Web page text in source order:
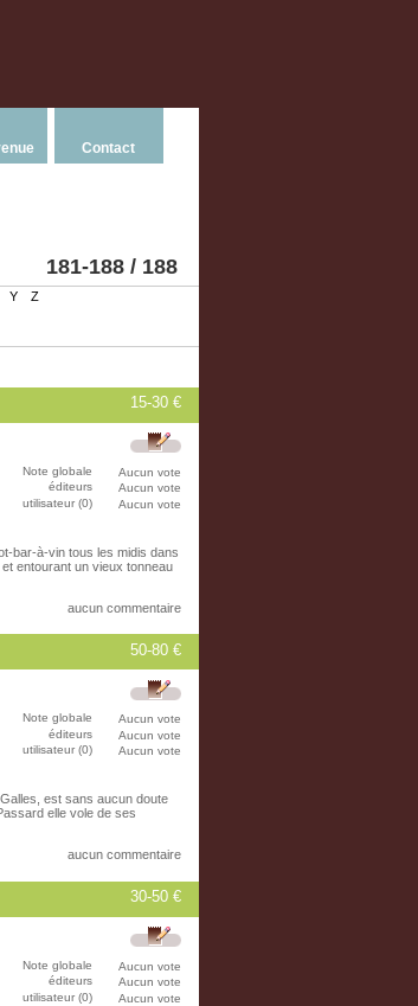
Contact
181-188 / 188
Y Z
15-30 €
Note globale
Aucun vote
éditeurs
Aucun vote
utilisateur (0)
Aucun vote
bar-à-vin tous les midis dans
entourant un vieux tonneau
aucun commentaire
50-80 €
Note globale
Aucun vote
éditeurs
Aucun vote
utilisateur (0)
Aucun vote
est sans aucun doute
elle vole de ses
aucun commentaire
30-50 €
Note globale
Aucun vote
éditeurs
Aucun vote
utilisateur (0)
Aucun vote